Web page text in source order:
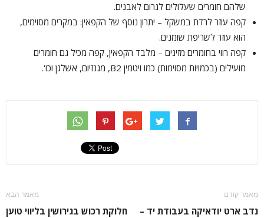
שלהם חומרים שעלולים לגרום לאבנים.
קפה עוזר לרדת במשקל – יתרון נוסף של הקפאין: במקרים מסוימים,
הוא עוזר לשריפת שומנים.
קפה רווי בחומרים מזינים – מלבד הקפאין, קפה מכיל גם חומרים
מועילים (בכמויות מסוימות) כמו ויטמין B2, מגנזיום, אשלגן וכו'.
מאמר קודם
נדב ארט יודאיקה בעבודת יד –
מאמר הבא
חלוקת רכוש בגירושין בליווי טוען